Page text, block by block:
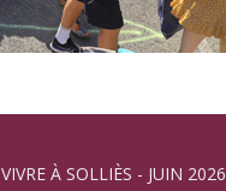
VIVRE À SOLLIÈS - JUIN 2026